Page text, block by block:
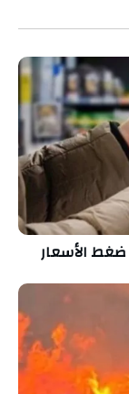
ضغط الأسعار